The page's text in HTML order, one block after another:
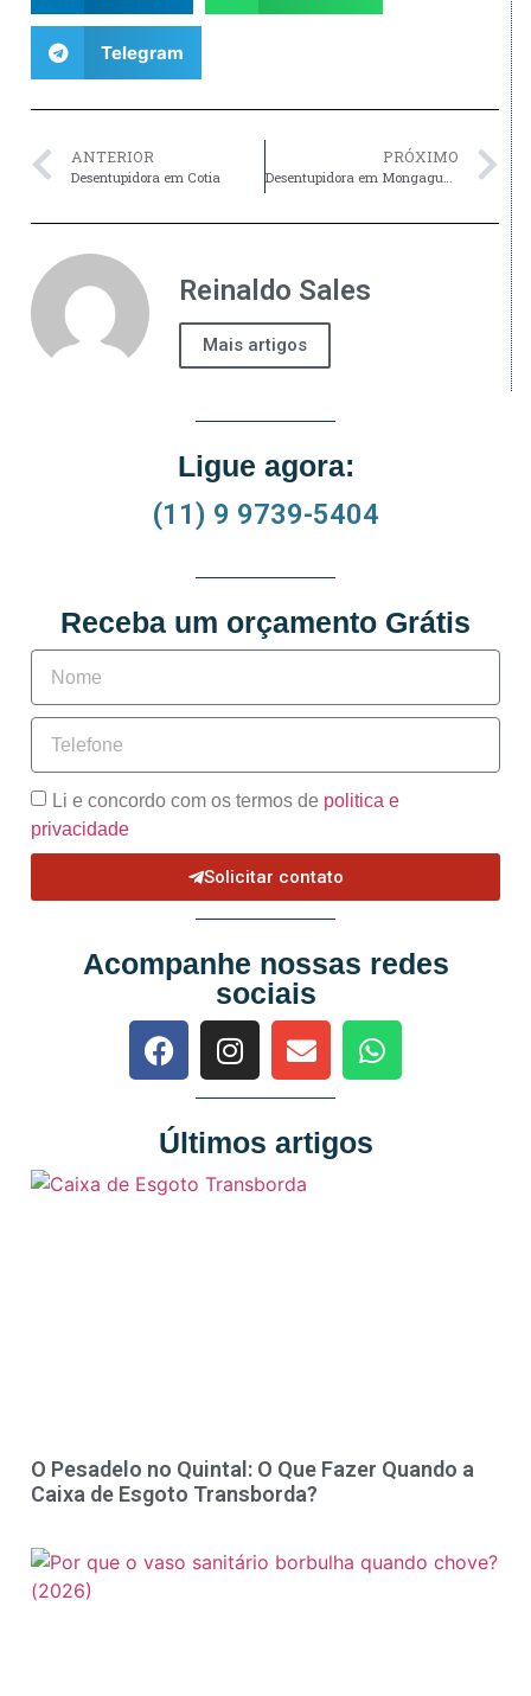
Telegram
ANTERIOR
Desentupidora em Cotia
PRÓXIMO
Desentupidora em Mongaguá Orçament grátis (11) 9 9739-5404
Reinaldo Sales
Mais artigos
Ligue agora:
(11) 9 9739-5404
Receba um orçamento Grátis
Li e concordo com os termos de politica e
privacidade
Solicitar contato
Acompanhe nossas redes
sociais
Últimos artigos
O Pesadelo no Quintal: O Que Fazer Quando a
Caixa de Esgoto Transborda?